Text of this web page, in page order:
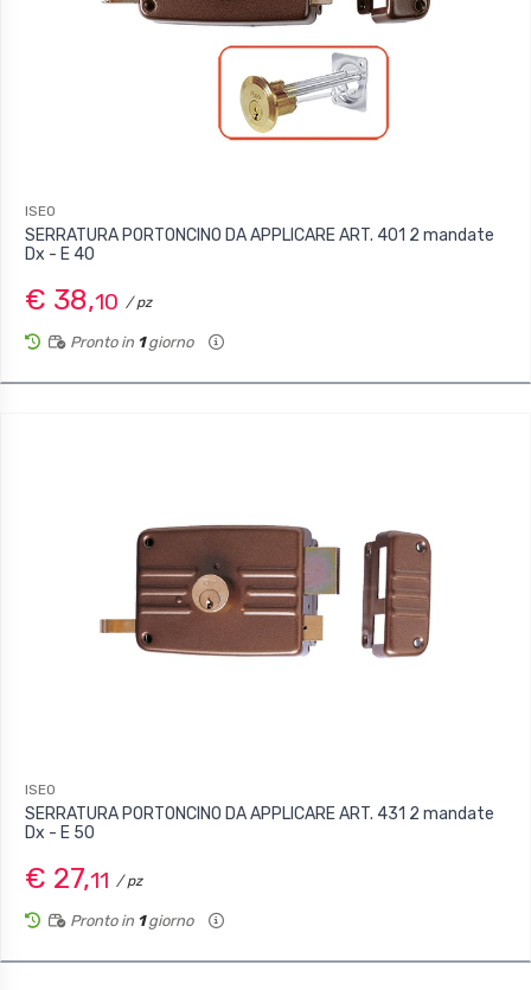
ISEO
SERRATURA PORTONCINO DA APPLICARE ART. 401 2 mandate
Dx - E 40
€ 38,10 / pz
Pronto in 1giorno
ISEO
SERRATURA PORTONCINO DA APPLICARE ART. 431 2 mandate
Dx - E 50
€ 27,11 / pz
Pronto in 1giorno